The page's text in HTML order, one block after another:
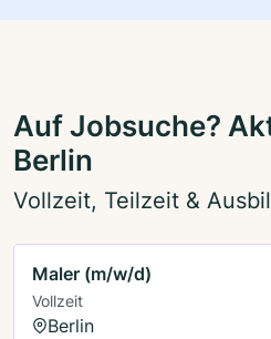
Auf Jobsuche?
Berlin
Vollzeit, Teilzeit &
Maler (m/w/d)
Vollzeit
Berlin